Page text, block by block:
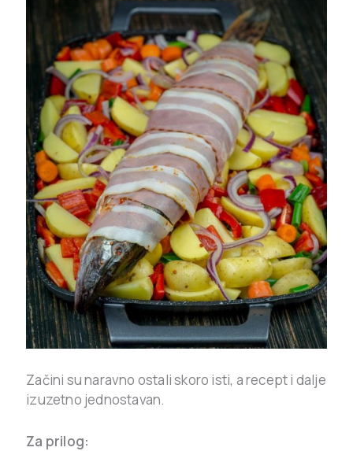
Začini su naravno ostali skoro isti, a recept i dalje
izuzetno jednostavan.
Za prilog: